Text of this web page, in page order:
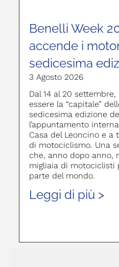
Benelli Week
accende i
sedicesima
3 Agosto 2026
Dal 14 al 20
essere la “capitale”
sedicesima edizione
l’appuntamento
Casa del Leoncino e a
di motociclismo. Una
che, anno dopo anno,
migliaia di motociclisti
parte del mondo.
Leggi di più >